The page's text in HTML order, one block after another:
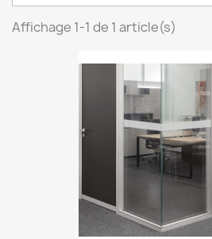
Affichage 1-1 de 1 article(s)